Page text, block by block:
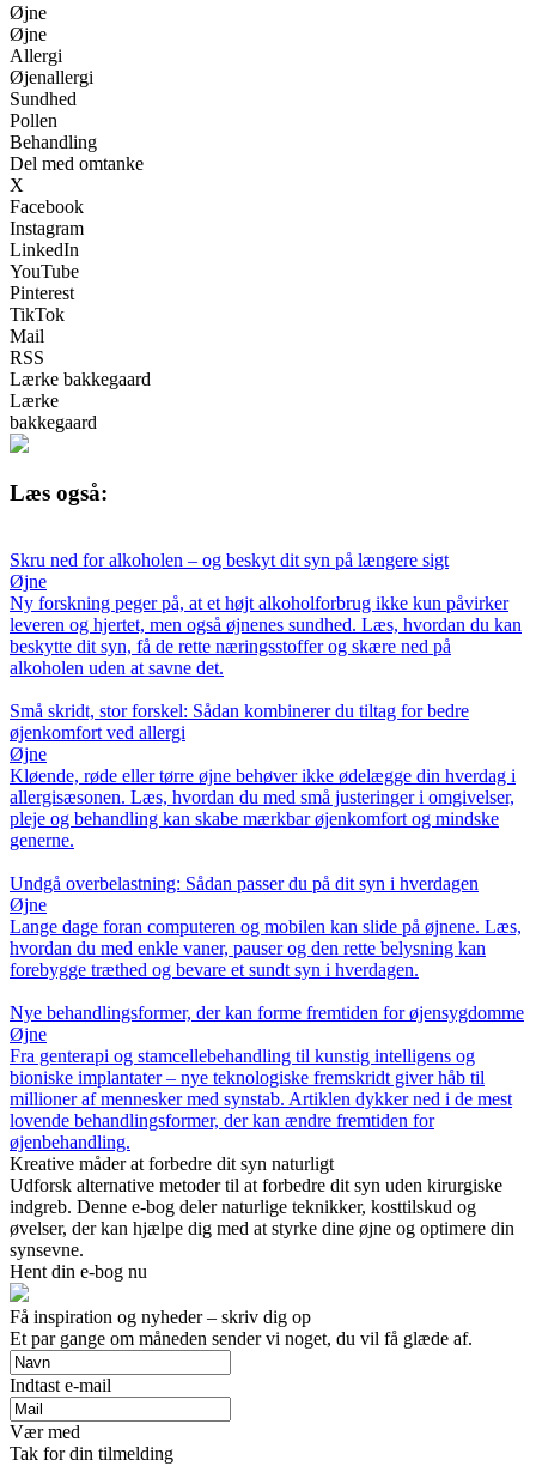
Øjne
Øjne
Allergi
Øjenallergi
Sundhed
Pollen
Behandling
Del med omtanke
X
Facebook
Instagram
LinkedIn
YouTube
Pinterest
TikTok
Mail
RSS
Lærke bakkegaard
Lærke
bakkegaard
Læs også:
Skru ned for alkoholen – og beskyt dit syn på længere sigt
Øjne
Ny forskning peger på, at et højt alkoholforbrug ikke kun påvirker
leveren og hjertet, men også øjnenes sundhed. Læs, hvordan du kan
beskytte dit syn, få de rette næringsstoffer og skære ned på
alkoholen uden at savne det.
Små skridt, stor forskel: Sådan kombinerer du tiltag for bedre
øjenkomfort ved allergi
Øjne
Kløende, røde eller tørre øjne behøver ikke ødelægge din hverdag i
allergisæsonen. Læs, hvordan du med små justeringer i omgivelser,
pleje og behandling kan skabe mærkbar øjenkomfort og mindske
generne.
Undgå overbelastning: Sådan passer du på dit syn i hverdagen
Øjne
Lange dage foran computeren og mobilen kan slide på øjnene. Læs,
hvordan du med enkle vaner, pauser og den rette belysning kan
forebygge træthed og bevare et sundt syn i hverdagen.
Nye behandlingsformer, der kan forme fremtiden for øjensygdomme
Øjne
Fra genterapi og stamcellebehandling til kunstig intelligens og
bioniske implantater – nye teknologiske fremskridt giver håb til
millioner af mennesker med synstab. Artiklen dykker ned i de mest
lovende behandlingsformer, der kan ændre fremtiden for
øjenbehandling.
Kreative måder at forbedre dit syn naturligt
Udforsk alternative metoder til at forbedre dit syn uden kirurgiske
indgreb. Denne e-bog deler naturlige teknikker, kosttilskud og
øvelser, der kan hjælpe dig med at styrke dine øjne og optimere din
synsevne.
Hent din e-bog nu
Få inspiration og nyheder – skriv dig op
Et par gange om måneden sender vi noget, du vil få glæde af.
Indtast e-mail
Vær med
Tak for din tilmelding